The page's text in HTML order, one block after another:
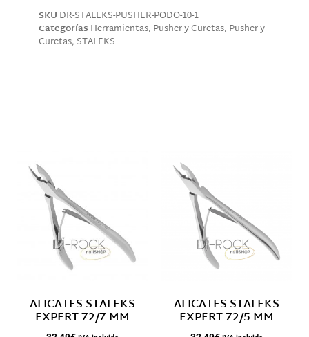
SKU DR-STALEKS-PUSHER-PODO-10-1
Categorías Herramientas, Pusher y Curetas, Pusher y
Curetas, STALEKS
ALICATES STALEKS
EXPERT 72/7 MM
ALICATES STALEKS
EXPERT 72/5 MM